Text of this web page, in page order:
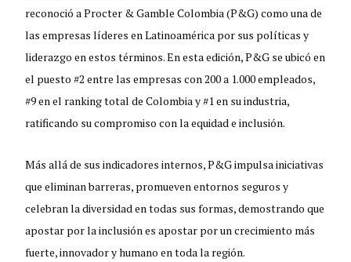
reconoció a Procter & Gamble Colombia (P&G) como una de
las empresas líderes en Latinoamérica por sus políticas y
liderazgo en estos términos. En esta edición, P&G se ubicó en
el puesto #2 entre las empresas con 200 a 1.000 empleados,
#9 en el ranking total de Colombia y #1 en su industria,
ratificando su compromiso con la equidad e inclusión.
Más allá de sus indicadores internos, P&G impulsa iniciativas
que eliminan barreras, promueven entornos seguros y
celebran la diversidad en todas sus formas, demostrando que
apostar por la inclusión es apostar por un crecimiento más
fuerte, innovador y humano en toda la región.